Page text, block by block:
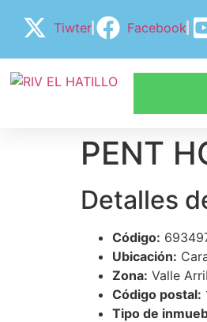
Tiwter Facebook
PENT
Detalles
Código:
Ubicación:
Zona: Valle
Código postal:
Tipo de